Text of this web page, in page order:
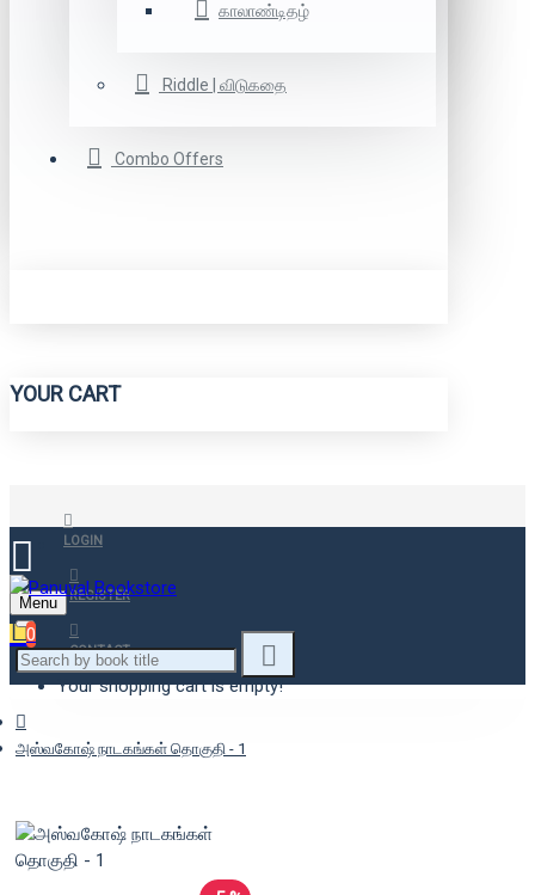
காலாண்டிதழ்
Riddle | விடுகதை
Combo Offers
YOUR CART
LOGIN
REGISTER
CONTACT
Menu
0
Your shopping cart is empty!
அஸ்வகோஷ் நாடகங்கள் தொகுதி - 1